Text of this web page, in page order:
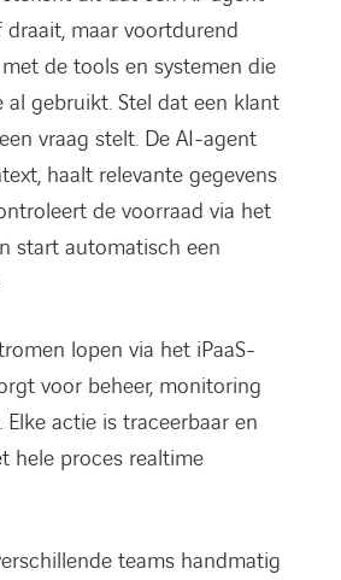
maar voortdurend
de tools en systemen die
al gebruikt. Stel dat een klant
vraag stelt. De AI-agent
haalt relevante gegevens
de voorraad via het
start automatisch een
lopen via het iPaaS-
voor beheer, monitoring
actie is traceerbaar en
hele proces realtime
teams handmatig